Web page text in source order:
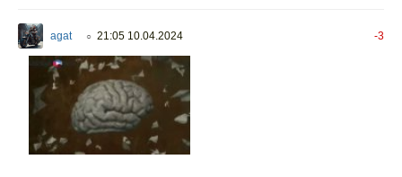
agat ○ 21:05 10.04.2024 -3